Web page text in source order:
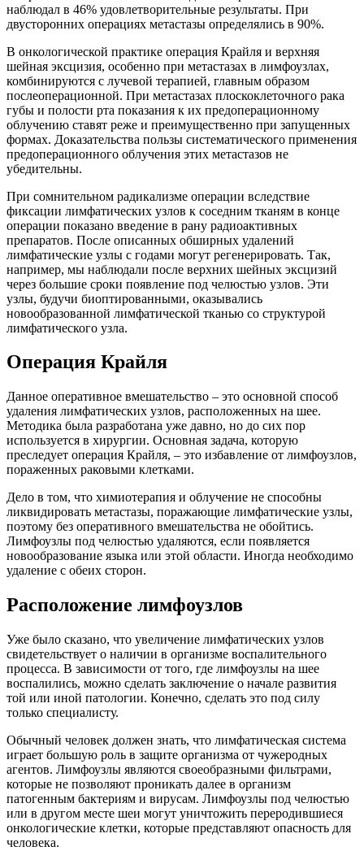
наблюдал в 46% удовлетворительные результаты. При
двусторонних операциях метастазы определялись в 90%.
В онкологической практике операция Крайля и верхняя
шейная эксцизия, особенно при метастазах в лимфоузлах,
комбинируются с лучевой терапией, главным образом
послеоперационной. При метастазах плоскоклеточного рака
губы и полости рта показания к их предоперационному
облучению ставят реже и преимущественно при запущенных
формах. Доказательства пользы систематического применения
предоперационного облучения этих метастазов не
убедительны.
При сомнительном радикализме операции вследствие
фиксации лимфатических узлов к соседним тканям в конце
операции показано введение в рану радиоактивных
препаратов. После описанных обширных удалений
лимфатические узлы с годами могут регенерировать. Так,
например, мы наблюдали после верхних шейных эксцизий
через большие сроки появление под челюстью узлов. Эти
узлы, будучи биоптированными, оказывались
новообразованной лимфатической тканью со структурой
лимфатического узла.
Операция Крайля
Данное оперативное вмешательство – это основной способ
удаления лимфатических узлов, расположенных на шее.
Методика была разработана уже давно, но до сих пор
используется в хирургии. Основная задача, которую
преследует операция Крайля, – это избавление от лимфоузлов,
пораженных раковыми клетками.
Дело в том, что химиотерапия и облучение не способны
ликвидировать метастазы, поражающие лимфатические узлы,
поэтому без оперативного вмешательства не обойтись.
Лимфоузлы под челюстью удаляются, если появляется
новообразование языка или этой области. Иногда необходимо
удаление с обеих сторон.
Расположение лимфоузлов
Уже было сказано, что увеличение лимфатических узлов
свидетельствует о наличии в организме воспалительного
процесса. В зависимости от того, где лимфоузлы на шее
воспалились, можно сделать заключение о начале развития
той или иной патологии. Конечно, сделать это под силу
только специалисту.
Обычный человек должен знать, что лимфатическая система
играет большую роль в защите организма от чужеродных
агентов. Лимфоузлы являются своеобразными фильтрами,
которые не позволяют проникать далее в организм
патогенным бактериям и вирусам. Лимфоузлы под челюстью
или в другом месте шеи могут уничтожить переродившиеся
онкологические клетки, которые представляют опасность для
человека.